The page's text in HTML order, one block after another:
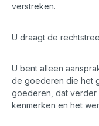
verstreken.
U draagt de
U bent alleen
de goederen die het
goederen, dat verder
kenmerken en het